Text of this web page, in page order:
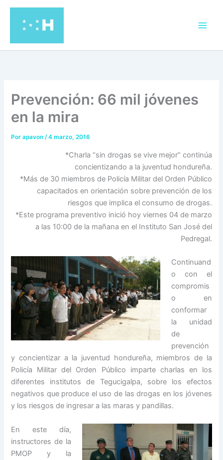
contenido
Prevención: 66 mil jóvenes
en la mira
Porapavon/4 marzo, 2016
*Charla “sin drogas se vive mejor” continúa
concientizando a la juventud hondureña.
*Más de 30 miembros de Policía Militar del Orden Público
capacitados en orientación sobre prevención de los
riesgos que implica el consumo de drogas.
*Este programa preventivo inició hoy viernes 04 de marzo
a las 10:00 de la mañana en el Instituto San José del
Pedregal.
Continuand
o con el
compromis
o en
conformar
la unidad
de
prevención
y concientizar a la juventud hondureña, miembros de la
Policía Militar del Orden Público imparte charlas en los
diferentes institutos de Tegucigalpa, sobre los efectos
negativos que produce el uso de las drogas en los jóvenes
y los riesgos de ingresar a las maras y pandillas.
En este día,
instructores de la
PMOP y la